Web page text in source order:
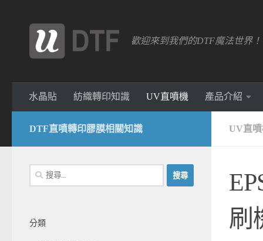
歡迎來到我們的DTF魔法世界
水晶貼 紡織轉印知識 UV直噴機 產品介紹
UV直
刷
DTF直噴轉印膠膜相關知識
搜
尋
字:
分類